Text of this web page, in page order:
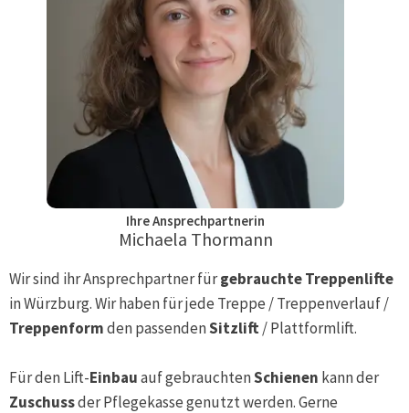
Ihre Ansprechpartnerin
Michaela Thormann
Wir sind ihr Ansprechpartner fürgebrauchte Treppenlifte
inWürzburg. Wir haben für jede Treppe / Treppenverlauf /
Treppenformden passendenSitzlift/ Plattformlift.
Für den Lift-Einbauauf gebrauchtenSchienen kann der
Zuschussder Pflegekasse genutzt werden. Gerne